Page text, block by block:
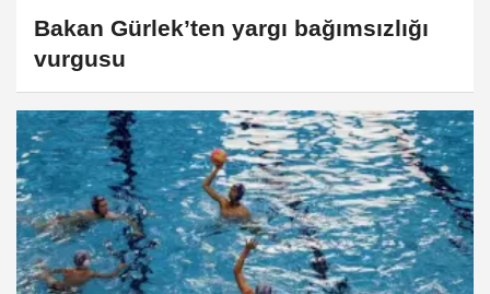
Bakan Gürlek’ten yargı bağımsızlığı
vurgusu